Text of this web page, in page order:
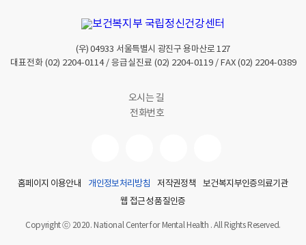
(우)04933 서울특별시 광진구 용마산로 127
대표전화 (02) 2204-0114/ 응급실진료 (02) 2204-0119/ FAX (02) 2204-0389
오시는 길
전화번호
홈페이지 이용안내 개인정보처리방침 저작권정책
보건복지부인증의료기관
웹 접근성 품질인증
Copyright ⓒ 2020. National Center for Mental Health . All Rights Reserved.